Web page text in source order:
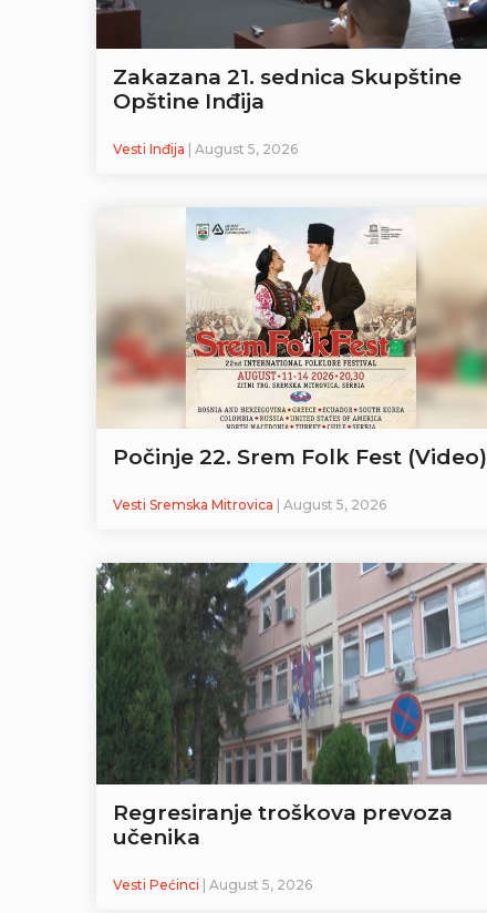
Zakazana 21. sednica Skupštine
Opštine Inđija
Vesti Inđija | August 5, 2026
Počinje 22. Srem Folk Fest (Video)
Vesti Sremska Mitrovica | August 5, 2026
Regresiranje troškova prevoza
učenika
Vesti Pećinci | August 5, 2026